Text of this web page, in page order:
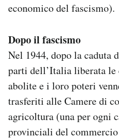
economico del fascismo).
Dopo il fascismo
Nel 1944, dopo la caduta
parti dell’Italia liberata le
abolite e i loro poteri
trasferiti alle Camere di
agricoltura (una per ogni
provinciali del